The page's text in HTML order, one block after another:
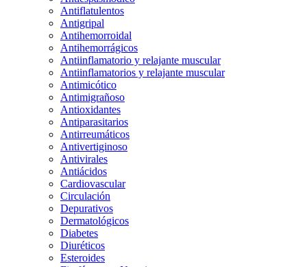
Antiflatulentos
Antigripal
Antihemorroidal
Antihemorrágicos
Antiinflamatorio y relajante muscular
Antiinflamatorios y relajante muscular
Antimicótico
Antimigrañoso
Antioxidantes
Antiparasitarios
Antirreumáticos
Antivertiginoso
Antivirales
Antiácidos
Cardiovascular
Circulación
Depurativos
Dermatológicos
Diabetes
Diuréticos
Esteroides